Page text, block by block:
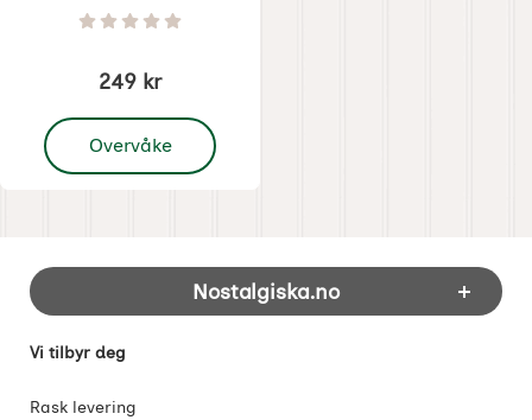
Varenummer 8986Vurdering: 0 Stjerne av 5
249 kr
Overvåke
, Adventsstjärna - klassisk orange - 120 cm
Footer-innhold Blandet informasjon og
Nostalgiska.no
Vi tilbyr deg
Rask levering